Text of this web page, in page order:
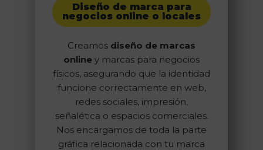
Diseño de marca para
negocios online o locales
Creamos diseño de marcas
online y marcas para negocios
físicos, asegurando que la identidad
funcione correctamente en web,
redes sociales, impresión,
señalética o espacios comerciales.
Nos encargamos de toda la parte
gráfica relacionada con tu marca